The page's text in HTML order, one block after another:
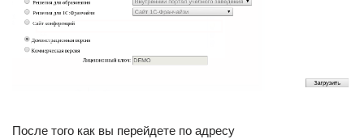
После того как вы перейдете по адресу